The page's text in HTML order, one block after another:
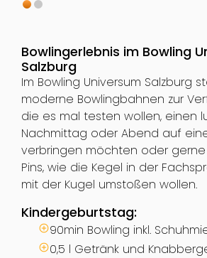
Bowlingerlebnis im Bowling
Salzburg
Im Bowling Universum Salzburg
moderne Bowlingbahnen zur
die es mal testen wollen, einen
Nachmittag oder Abend auf
verbringen möchten oder
Pins, wie die Kegel in der
mit der Kugel umstoßen wollen.
Kindergeburtstag:
90min Bowling inkl.
0,5 l Getränk und